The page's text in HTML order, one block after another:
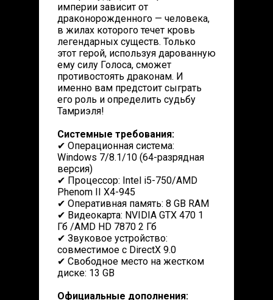
империи зависит от
драконорожденного — человека,
в жилах которого течет кровь
легендарных существ. Только
этот герой, используя дарованную
ему силу Голоса, сможет
противостоять драконам. И
именно вам предстоит сыграть
его роль и определить судьбу
Тамриэля!
Системные требования:
✔ Операционная система:
Windows 7/8.1/10 (64-разрядная
версия)
✔ Процессор: Intel i5-750/AMD
Phenom II X4-945
✔ Оперативная память: 8 GB RAM
✔ Видеокарта: NVIDIA GTX 470 1
Гб /AMD HD 7870 2 Гб
✔ Звуковое устройство:
совместимое с DirectX 9.0
✔ Свободное место на жестком
диске: 13 GB
Официальные дополнения: